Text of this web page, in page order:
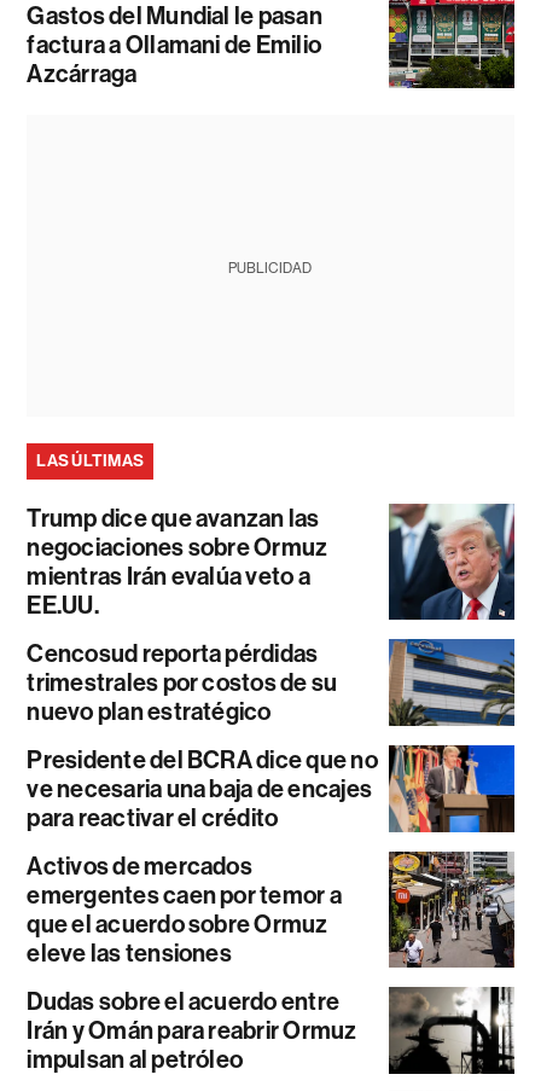
Gastos del Mundial le pasan
factura a Ollamani de Emilio
Azcárraga
PUBLICIDAD
LAS ÚLTIMAS
Trump dice que avanzan las
negociaciones sobre Ormuz
mientras Irán evalúa veto a
EE.UU.
Cencosud reporta pérdidas
trimestrales por costos de su
nuevo plan estratégico
Presidente del BCRA dice que no
ve necesaria una baja de encajes
para reactivar el crédito
Activos de mercados
emergentes caen por temor a
que el acuerdo sobre Ormuz
eleve las tensiones
Dudas sobre el acuerdo entre
Irán y Omán para reabrir Ormuz
impulsan al petróleo